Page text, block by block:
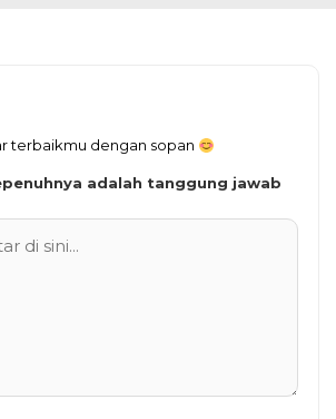
terbaikmu dengan sopan
adalah tanggung jawab